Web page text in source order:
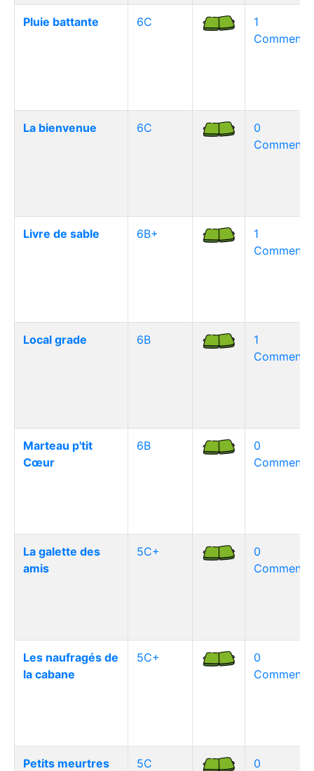
Pluie battante 6C
1
La bienvenue 6C
0
Livre de sable 6B+
1
Local grade 6B
1
Marteau p'tit
Cœur
6B
0
La galette des
amis
5C+
0
Les naufragés de
la cabane
5C+
0
Petits meurtres
5C
0